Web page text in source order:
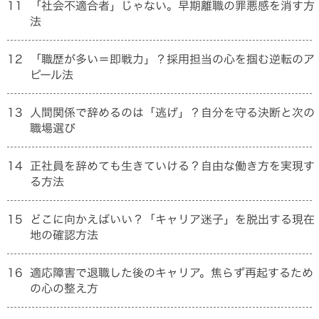
11
「社会不適合者」じゃない。早期離職の罪悪感を消す方
法
12
「職歴が多い＝即戦力」？採用担当の心を掴む逆転のア
ピール法
13 人間関係で辞めるのは「逃げ」？自分を守る決断と次の
職場選び
14 正社員を辞めても生きていける？自由な働き方を実現す
る方法
15 どこに向かえばいい？「キャリア迷子」を脱出する現在
地の確認方法
16 適応障害で退職した後のキャリア。焦らず再起するため
の心の整え方